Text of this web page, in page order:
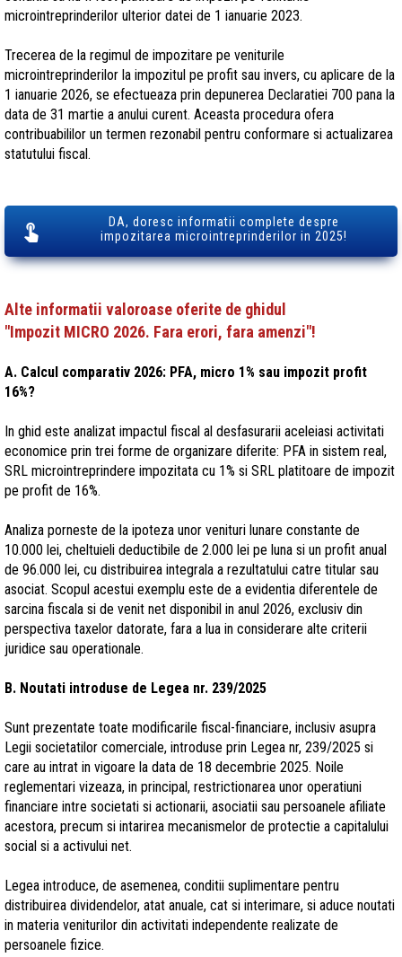
microintreprinderilor ulterior datei de 1 ianuarie 2023.
Trecerea de la regimul de impozitare pe veniturile
microintreprinderilor la impozitul pe profit sau invers, cu aplicare de la
1 ianuarie 2026, se efectueaza prin depunerea Declaratiei 700 pana la
data de 31 martie a anului curent. Aceasta procedura ofera
contribuabililor un termen rezonabil pentru conformare si actualizarea
statutului fiscal.
DA, doresc informatii complete despre
impozitarea microintreprinderilor in 2025!
Alte informatii valoroase oferite de ghidul
"Impozit MICRO 2026. Fara erori, fara amenzi"!
A. Calcul comparativ 2026: PFA, micro 1% sau impozit profit
16%?
In ghid este analizat impactul fiscal al desfasurarii aceleiasi activitati
economice prin trei forme de organizare diferite: PFA in sistem real,
SRL microintreprindere impozitata cu 1% si SRL platitoare de impozit
pe profit de 16%.
Analiza porneste de la ipoteza unor venituri lunare constante de
10.000 lei, cheltuieli deductibile de 2.000 lei pe luna si un profit anual
de 96.000 lei, cu distribuirea integrala a rezultatului catre titular sau
asociat. Scopul acestui exemplu este de a evidentia diferentele de
sarcina fiscala si de venit net disponibil in anul 2026, exclusiv din
perspectiva taxelor datorate, fara a lua in considerare alte criterii
juridice sau operationale.
B. Noutati introduse de Legea nr. 239/2025
Sunt prezentate toate modificarile fiscal-financiare, inclusiv asupra
Legii societatilor comerciale, introduse prin Legea nr, 239/2025 si
care au intrat in vigoare la data de 18 decembrie 2025. Noile
reglementari vizeaza, in principal, restrictionarea unor operatiuni
financiare intre societati si actionarii, asociatii sau persoanele afiliate
acestora, precum si intarirea mecanismelor de protectie a capitalului
social si a activului net.
Legea introduce, de asemenea, conditii suplimentare pentru
distribuirea dividendelor, atat anuale, cat si interimare, si aduce noutati
in materia veniturilor din activitati independente realizate de
persoanele fizice.